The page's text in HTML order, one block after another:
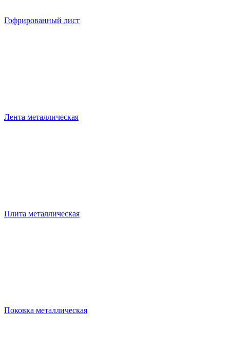
Гофрированный лист
Лента металлическая
Плита металлическая
Поковка металлическая